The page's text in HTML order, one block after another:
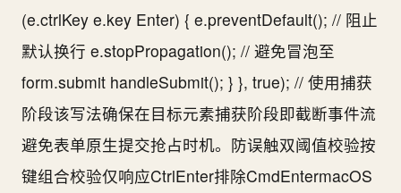
(e.ctrlKey e.key Enter) { e.preventDefault(); // 阻止
默认换行 e.stopPropagation(); // 避免冒泡至
form.submit handleSubmit(); } }, true); // 使用捕获
阶段该写法确保在目标元素捕获阶段即截断事件流
避免表单原生提交抢占时机。防误触双阈值校验按
键组合校验仅响应CtrlEnter排除CmdEntermacOS